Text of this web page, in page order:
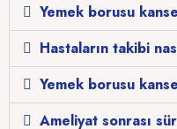
Yemek borusu
Hastaların takibi
Yemek borusu
Ameliyat sonrası